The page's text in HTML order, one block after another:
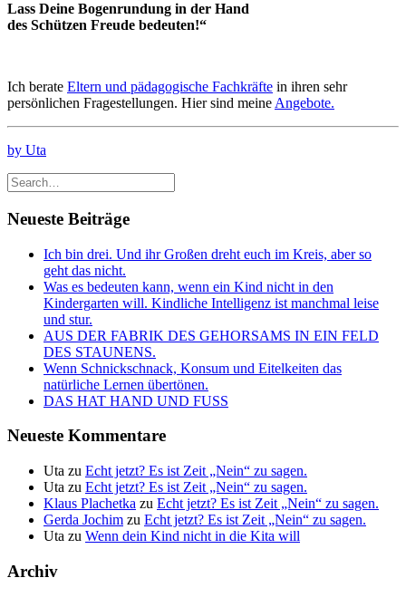
Lass Deine Bogenrundung in der Hand
des Schützen Freude bedeuten!“
Ich berate Eltern und pädagogische Fachkräfte in ihren sehr
persönlichen Fragestellungen. Hier sind meine Angebote.
by Uta
Neueste Beiträge
Ich bin drei. Und ihr Großen dreht euch im Kreis, aber so
geht das nicht.
Was es bedeuten kann, wenn ein Kind nicht in den
Kindergarten will. Kindliche Intelligenz ist manchmal leise
und stur.
AUS DER FABRIK DES GEHORSAMS IN EIN FELD
DES STAUNENS.
Wenn Schnickschnack, Konsum und Eitelkeiten das
natürliche Lernen übertönen.
DAS HAT HAND UND FUSS
Neueste Kommentare
Uta zu Echt jetzt? Es ist Zeit „Nein“ zu sagen.
Uta zu Echt jetzt? Es ist Zeit „Nein“ zu sagen.
Klaus Plachetka zu Echt jetzt? Es ist Zeit „Nein“ zu sagen.
Gerda Jochim zu Echt jetzt? Es ist Zeit „Nein“ zu sagen.
Uta zu Wenn dein Kind nicht in die Kita will
Archiv